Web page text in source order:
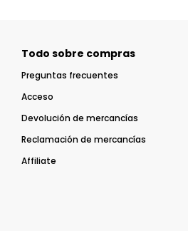
Todo sobre compras
Preguntas frecuentes
Acceso
Devolución de mercancías
Reclamación de mercancías
Affiliate